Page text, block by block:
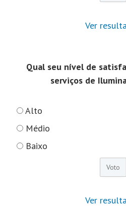
Ver
Qual seu nível de
serviços de
Alto
Médio
Baixo
Ver